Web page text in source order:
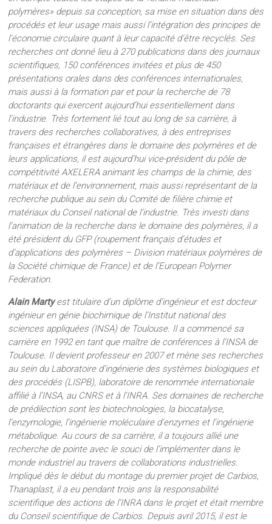
polymères» depuis sa conception, sa mise en situation dans des
procédés et leur usage mais aussi l’intégration des principes de
l’économie circulaire quant à leur capacité d’être recyclés. Ses
recherches ont donné lieu à 270 publications dans des journaux
scientifiques, 150 conférences invitées et plus de 450
présentations orales dans des conférences internationales,
mais aussi à la formation par et pour la recherche de 78
doctorants qui exercent aujourd’hui essentiellement dans
l’industrie. Très fortement lié tout au long de sa carrière, à
travers des recherches collaboratives, à des entreprises
françaises et étrangères dans le domaine des polymères et de
leurs applications, il est aujourd’hui vice-président du pôle de
compétitivité AXELERA animant les champs de la chimie, des
matériaux et de l’environnement, mais aussi représentant de la
recherche publique au sein du Comité de filière chimie et
matériaux du Conseil national de l’industrie. Très investi dans
l’animation de la recherche dans le domaine des polymères, il a
été président du GFP (roupement français d’études et
d’applications des polymères – Division matériaux polymères de
la Société chimique de France) et de l’European Polymer
Federation.
Alain Martyest titulaire d’un diplôme d’ingénieur et est docteur
ingénieur en génie biochimique de l’Institut national des
sciences appliquées (INSA) de Toulouse. Il a commencé sa
carrière en 1992 en tant que maître de conférences à l’INSA de
Toulouse. Il devient professeur en 2007 et mène ses recherches
au sein du Laboratoire d’ingénierie des systèmes biologiques et
des procédés (LISPB), laboratoire de renommée internationale
affilié à l’INSA, au CNRS et à l’INRA. Ses domaines de recherche
de prédilection sont les biotechnologies, la biocatalyse,
l’enzymologie, l’ingénierie moléculaire d’enzymes et l’ingénierie
métabolique. Au cours de sa carrière, il a toujours allié une
recherche de pointe avec le souci de l’implémenter dans le
monde industriel au travers de collaborations industrielles.
Impliqué dès le début du montage du premier projet de Carbios,
Thanaplast, il a eu pendant trois ans la responsabilité
scientifique des actions de l’INRA dans le projet et était membre
du Conseil scientifique de Carbios. Depuis avril 2015, il est le